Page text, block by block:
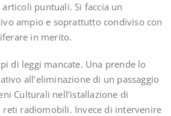
puntuali. Si faccia un
ampio e soprattutto condiviso con
in merito.
di leggi mancate. Una prende lo
all’eliminazione di un passaggio
Culturali nell’istallazione di
reti radiomobili. Invece di intervenire